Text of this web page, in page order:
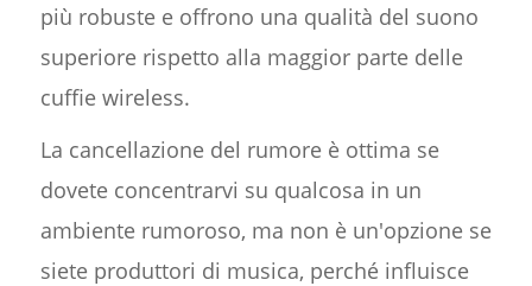
più robuste e offrono una qualità del suono
superiore rispetto alla maggior parte delle
cuffie wireless.
La cancellazione del rumore è ottima se
dovete concentrarvi su qualcosa in un
ambiente rumoroso, ma non è un'opzione se
siete produttori di musica, perché influisce